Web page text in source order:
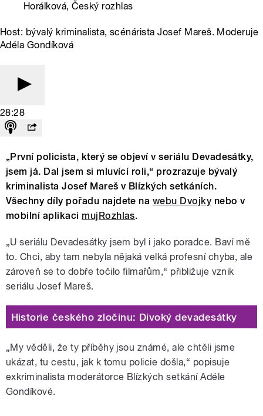
Horálková, Český rozhlas
Host: bývalý kriminalista, scénárista Josef Mareš. Moderuje
Adéla Gondíková
28:28
„První policista, který se objeví v seriálu Devadesátky,
jsem já. Dal jsem si mluvící roli,“ prozrazuje bývalý
kriminalista Josef Mareš v Blízkých setkáních.
Všechny díly pořadu najdete na webu Dvojky nebo v
mobilní aplikaci mujRozhlas.
„U seriálu Devadesátky jsem byl i jako poradce. Baví mě
to. Chci, aby tam nebyla nějaká velká profesní chyba, ale
zároveň se to dobře točilo filmařům,“ přibližuje vznik
seriálu Josef Mareš.
Historie českého zločinu: Divoký devadesátky
„My věděli, že ty příběhy jsou známé, ale chtěli jsme
ukázat, tu cestu, jak k tomu policie došla,“ popisuje
exkriminalista moderátorce Blízkých setkání Adéle
Gondíkové.